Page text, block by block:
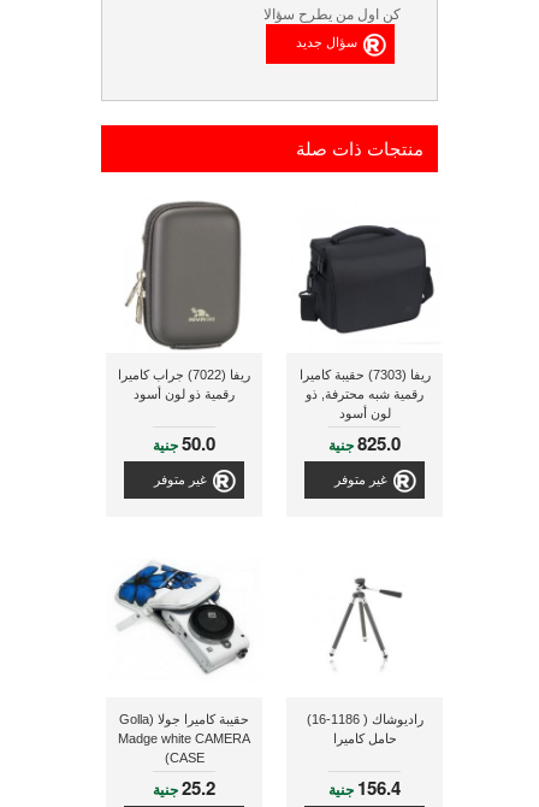
كن اول من يطرح سؤالا
منتجات ذات صلة
ريفا (7303) حقيبة كاميرا
رقمية شبه محترفة, ذو
لون أسود
825.0جنية
غير متوفر
ريفا (7022) جراب كاميرا
رقمية ذو لون أسود
50.0جنية
غير متوفر
راديوشاك ( 1186-16)
حامل كاميرا
156.4 جنية
حقيبة كاميرا جولا (Golla
Madge white CAMERA
CASE)
25.2جنية